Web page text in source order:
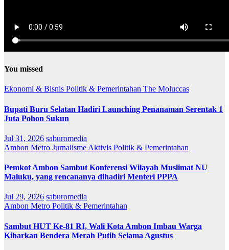
You missed
Ekonomi & Bisnis Politik & Pemerintahan The Moluccas
Bupati Buru Selatan Hadiri Launching Penanaman Serentak 1
Juta Pohon Sukun
Jul 31, 2026 saburomedia
Ambon Metro Jurnalisme Aktivis Politik & Pemerintahan
Pemkot Ambon Sambut Konferensi Wilayah Muslimat NU
Maluku, yang rencananya dihadiri Menteri PPPA
Jul 29, 2026 saburomedia
Ambon Metro Politik & Pemerintahan
Sambut HUT Ke-81 RI, Wali Kota Ambon Imbau Warga
Kibarkan Bendera Merah Putih Selama Agustus